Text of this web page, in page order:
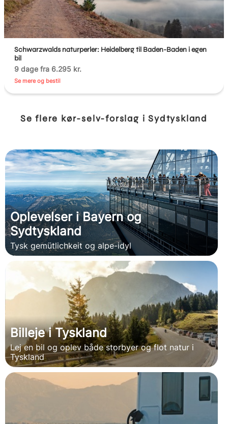
Schwarzwalds naturperler: Heidelberg til Baden-Baden i egen
bil
9 dage fra 6.295 kr.
Se mere og bestil
Se flere kør-selv-forslag i Sydtyskland
Oplevelser i Bayern og
Sydtyskland
Tysk gemütlichkeit og alpe-idyl
Billeje i Tyskland
Lej en bil og oplev både storbyer og flot natur i
Tyskland